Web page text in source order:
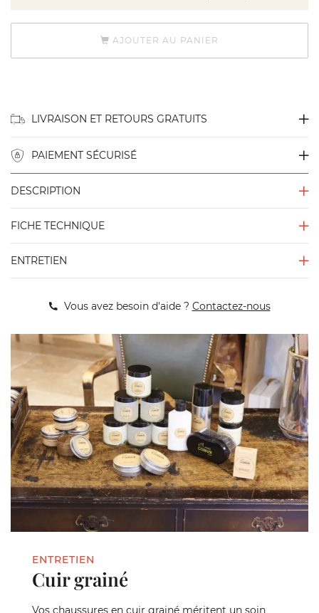
AJOUTER AU PANIER
LIVRAISON ET RETOURS GRATUITS
PAIEMENT SÉCURISÉ
DESCRIPTION
FICHE TECHNIQUE
ENTRETIEN
Vous avez besoin d'aide ? Contactez-nous
ENTRETIEN
Cuir grainé
Vos chaussures en cuir grainé méritent un soin